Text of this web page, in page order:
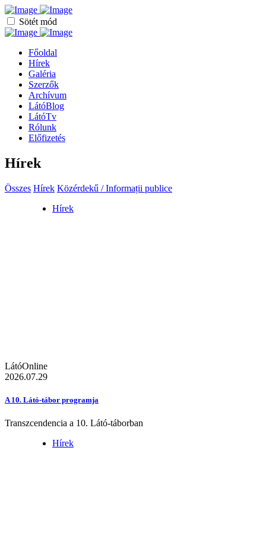
Sötét mód
Főoldal
Hírek
Galéria
Szerzők
Archívum
LátóBlog
LátóTv
Rólunk
Előfizetés
Hírek
Összes Hírek Közérdekű / Informații publice
Hírek
LátóOnline
2026.07.29
A 10. Látó-tábor programja
Transzcendencia a 10. Látó-táborban
Hírek